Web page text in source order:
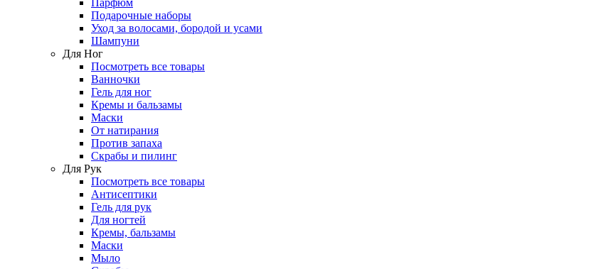
Парфюм
Подарочные наборы
Уход за волосами, бородой и усами
Шампуни
Для Ног
Посмотреть все товары
Ванночки
Гель для ног
Кремы и бальзамы
Маски
От натирания
Против запаха
Скрабы и пилинг
Для Рук
Посмотреть все товары
Антисептики
Гель для рук
Для ногтей
Кремы, бальзамы
Маски
Мыло